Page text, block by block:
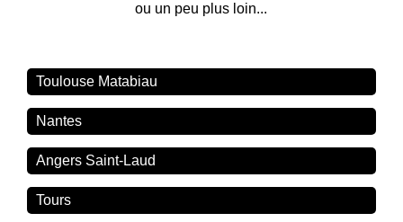
ou un peu plus loin...
Toulouse Matabiau
Nantes
Angers Saint-Laud
Tours